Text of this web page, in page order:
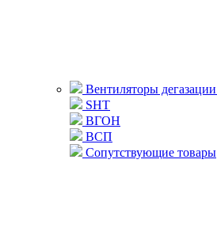
Вентиляторы дегазации
SHT
ВГОН
ВСП
Сопутствующие товары